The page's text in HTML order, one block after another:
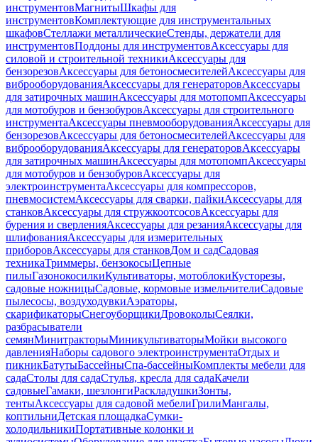
инструментовМагнитыШкафы для
инструментовКомплектующие для инструментальных
шкафовСтеллажи металлическиеСтенды, держатели для
инструментовПоддоны для инструментовАксессуары для
силовой и строительной техникиАксессуары для
бензорезовАксессуары для бетоносмесителейАксессуары для
виброоборудованияАксессуары для генераторовАксессуары
для затирочных машинАксессуары для мотопомпАксессуары
для мотобуров и бензобуровАксессуары для строительного
инструментаАксессуары пневмооборудованияАксессуары для
бензорезовАксессуары для бетоносмесителейАксессуары для
виброоборудованияАксессуары для генераторовАксессуары
для затирочных машинАксессуары для мотопомпАксессуары
для мотобуров и бензобуровАксессуары для
электроинструментаАксессуары для компрессоров,
пневмосистемАксессуары для сварки, пайкиАксессуары для
станковАксессуары для стружкоотсосовАксессуары для
бурения и сверленияАксессуары для резанияАксессуары для
шлифованияАксессуары для измерительных
приборовАксессуары для станковДом и садСадовая
техникаТриммеры, бензокосыЦепные
пилыГазонокосилкиКультиваторы, мотоблокиКусторезы,
садовые ножницыСадовые, кормовые измельчителиСадовые
пылесосы, воздуходувкиАэраторы,
скарификаторыСнегоуборщикиДровоколыСеялки,
разбрасыватели
семянМинитракторыМиникультиваторыМойки высокого
давленияНаборы садового электроинструментаОтдых и
пикникБатутыБассейныСпа-бассейныКомплекты мебели для
садаСтолы для садаСтулья, кресла для садаКачели
садовыеГамаки, шезлонгиРаскладушкиЗонты,
тентыАксессуары для садовой мебелиГрилиМангалы,
коптильниДетская площадкаСумки-
холодильникиПортативные колонки и